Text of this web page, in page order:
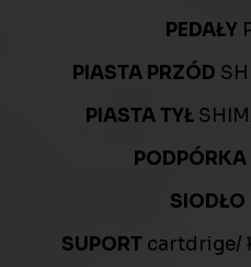
PEDAŁY
PIASTA PRZÓD
PIASTA TYŁ
PODPÓRKA
SIODŁO
SUPORT cartdrige/